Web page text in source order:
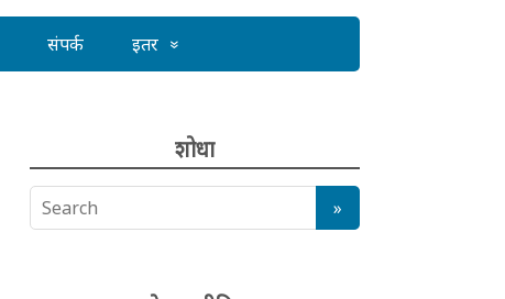
संपर्क इतर
शोधा